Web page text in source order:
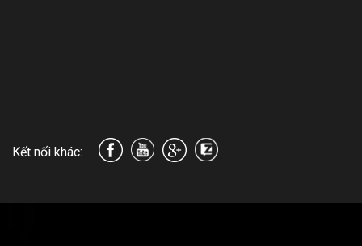
Kết nối khác: